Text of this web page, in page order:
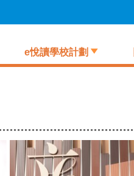
e悅讀學校計劃